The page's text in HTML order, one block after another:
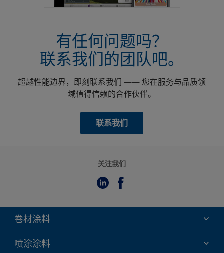
有任何问题吗？
联系我们的团队吧。
超越性能边界，即刻联系我们 —— 您在服务与品质领
域值得信赖的合作伙伴。
联系我们
关注我们
卷材涂料
氟碳
喷涂涂料